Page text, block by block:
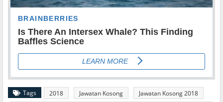
Tags 2018 Jawatan Kosong
Jawatan Kosong 2018